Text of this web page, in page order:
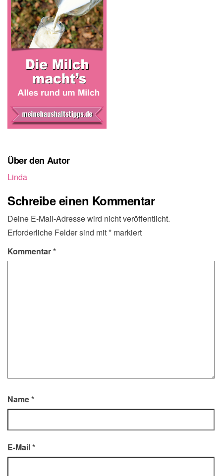
Über den Autor
Linda
Schreibe einen Kommentar
Deine E-Mail-Adresse wird nicht veröffentlicht.
Erforderliche Felder sind mit * markiert
Kommentar*
Name*
E-Mail*